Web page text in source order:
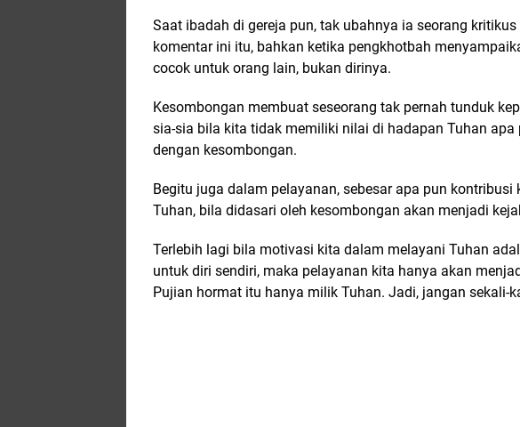
Saat ibadah di gereja pun, tak ubahnya ia seorang
komentar ini itu, bahkan ketika pengkhotbah
cocok untuk orang lain, bukan dirinya.
Kesombongan membuat seseorang tak pernah tunduk
sia-sia bila kita tidak memiliki nilai di hadapan Tuhan
dengan kesombongan.
Begitu juga dalam pelayanan, sebesar apa pun kontribusi
Tuhan, bila didasari oleh kesombongan akan menjadi
Terlebih lagi bila motivasi kita dalam melayani Tuhan
untuk diri sendiri, maka pelayanan kita hanya akan
Pujian hormat itu hanya milik Tuhan. Jadi, jangan sekali-